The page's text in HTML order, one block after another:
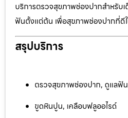
บริการตรวจสุขภาพช่องปากสำหรับ
ฟันตั้งแต่ต้น เพื่อสุขภาพช่องปากที่ดีใ
สรุปบริการ
ตรวจสุขภาพช่องปาก, ดูแลฟั
ขูดหินปูน, เคลือบฟลูออไรด์